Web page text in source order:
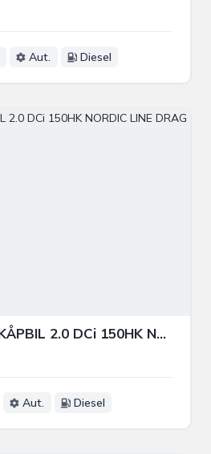
Aut. Diesel
Renault Trafic SKÅPBIL 2.0 DCi 150HK NORDIC LINE DRAG B-KAMERA VÄRMARE
Aut. Diesel